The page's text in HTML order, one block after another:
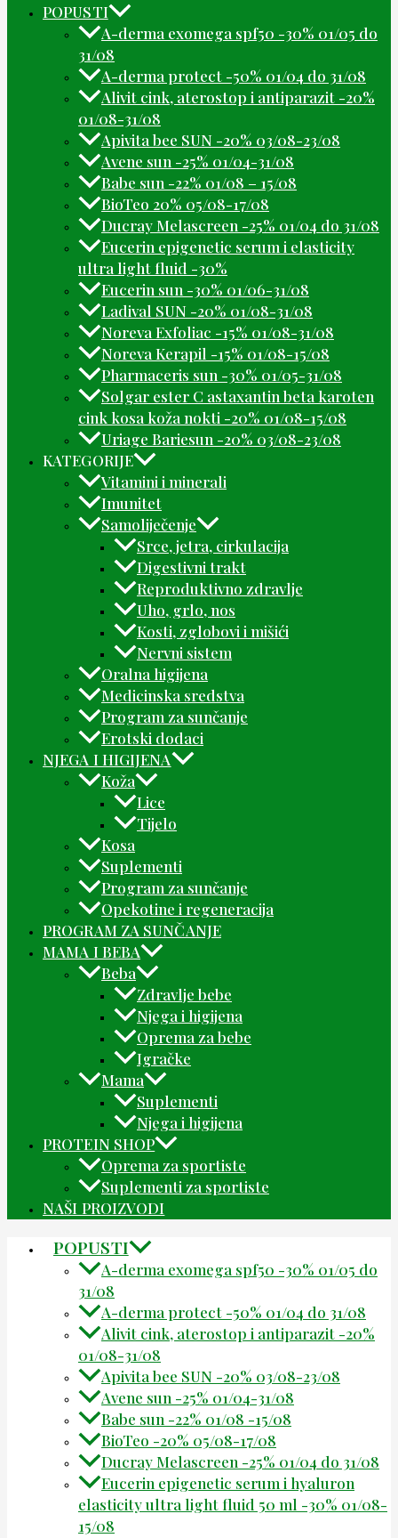
POPUSTI
A-derma exomega spf50 -30% 01/05 do
31/08
A-derma protect -50% 01/04 do 31/08
Alivit cink, aterostop i antiparazit -20%
01/08-31/08
Apivita bee SUN -20% 03/08-23/08
Avene sun -25% 01/04-31/08
Babe sun -22% 01/08 – 15/08
BioTeo 20% 05/08-17/08
Ducray Melascreen -25% 01/04 do 31/08
Eucerin epigenetic serum i elasticity
ultra light fluid -30%
Eucerin sun -30% 01/06-31/08
Ladival SUN -20% 01/08-31/08
Noreva Exfoliac -15% 01/08-31/08
Noreva Kerapil -15% 01/08-15/08
Pharmaceris sun -30% 01/05-31/08
Solgar ester C astaxantin beta karoten
cink kosa koža nokti -20% 01/08-15/08
Uriage Bariesun -20% 03/08-23/08
KATEGORIJE
Vitamini i minerali
Imunitet
Samoliječenje
Srce, jetra, cirkulacija
Digestivni trakt
Reproduktivno zdravlje
Uho, grlo, nos
Kosti, zglobovi i mišići
Nervni sistem
Oralna higijena
Medicinska sredstva
Program za sunčanje
Erotski dodaci
NJEGA I HIGIJENA
Koža
Lice
Tijelo
Kosa
Suplementi
Program za sunčanje
Opekotine i regeneracija
PROGRAM ZA SUNČANJE
MAMA I BEBA
Beba
Zdravlje bebe
Njega i higijena
Oprema za bebe
Igračke
Mama
Suplementi
Njega i higijena
PROTEIN SHOP
Oprema za sportiste
Suplementi za sportiste
NAŠI PROIZVODI
POPUSTI
A-derma exomega spf50 -30% 01/05 do
31/08
A-derma protect -50% 01/04 do 31/08
Alivit cink, aterostop i antiparazit -20%
01/08-31/08
Apivita bee SUN -20% 03/08-23/08
Avene sun -25% 01/04-31/08
Babe sun -22% 01/08 -15/08
BioTeo -20% 05/08-17/08
Ducray Melascreen -25% 01/04 do 31/08
Eucerin epigenetic serum i hyaluron
elasticity ultra light fluid 50 ml -30% 01/08-
15/08